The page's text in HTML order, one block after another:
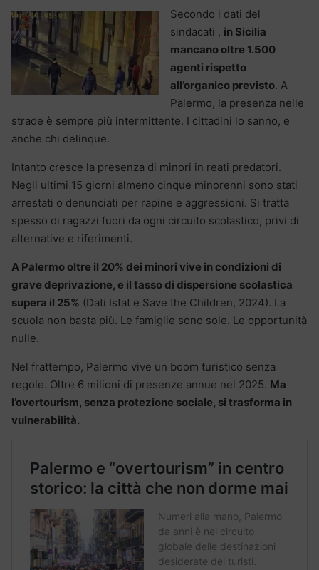
Secondo i dati del
sindacati , in Sicilia
mancano oltre 1.500
agenti rispetto
all’organico previsto. A
Palermo, la presenza nelle
strade è sempre più intermittente. I cittadini lo sanno, e
anche chi delinque.
Intanto cresce la presenza di minori in reati predatori.
Negli ultimi 15 giorni almeno cinque minorenni sono stati
arrestati o denunciati per rapine e aggressioni. Si tratta
spesso di ragazzi fuori da ogni circuito scolastico, privi di
alternative e riferimenti.
A Palermo oltre il 20% dei minori vive in condizioni di
grave deprivazione, e il tasso di dispersione scolastica
supera il 25% (Dati Istat e Save the Children, 2024). La
scuola non basta più. Le famiglie sono sole. Le opportunità
nulle.
Nel frattempo, Palermo vive un boom turistico senza
regole. Oltre 6 milioni di presenze annue nel 2025. Ma
l’overtourism, senza protezione sociale, si trasforma in
vulnerabilità.